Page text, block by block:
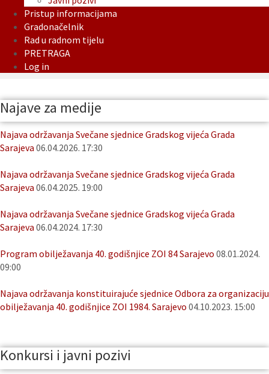
Pristup informacijama
Gradonačelnik
Rad u radnom tijelu
PRETRAGA
Log in
Najave za medije
Najava održavanja Svečane sjednice Gradskog vijeća Grada
Sarajeva 06.04.2026. 17:30
Najava održavanja Svečane sjednice Gradskog vijeća Grada
Sarajeva 06.04.2025. 19:00
Najava održavanja Svečane sjednice Gradskog vijeća Grada
Sarajeva 06.04.2024. 17:30
Program obilježavanja 40. godišnjice ZOI 84 Sarajevo 08.01.2024.
09:00
Najava održavanja konstituirajuće sjednice Odbora za organizaciju
obilježavanja 40. godišnjice ZOI 1984. Sarajevo 04.10.2023. 15:00
Konkursi i javni pozivi